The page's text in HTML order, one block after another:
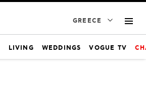
GREECE
LIVING WEDDINGS VOGUE TV